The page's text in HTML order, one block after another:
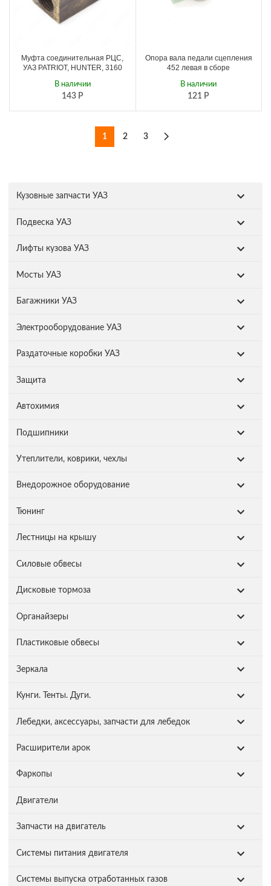
Кузовные запчасти УАЗ
Подвеска УАЗ
Лифты кузова УАЗ
Мосты УАЗ
Багажники УАЗ
Электрооборудование УАЗ
Раздаточные коробки УАЗ
Защита
Автохимия
Подшипники
Утеплители, коврики, чехлы
Внедорожное оборудование
Тюнинг
Лестницы на крышу
Силовые обвесы
Дисковые тормоза
Органайзеры
Пластиковые обвесы
Зеркала
Кунги. Тенты. Дуги.
Лебедки, аксессуары, запчасти для лебедок
Расширители арок
Фаркопы
Двигатели
Запчасти на двигатель
Системы питания двигателя
Системы выпуска отработанных газов
Муфта соединительная РЦС,
УАЗ PATRIOT, HUNTER, 3160
143 Р
В наличии
Опора вала педали сцепления
452 левая в сборе
121 Р
В наличии
1 2 3